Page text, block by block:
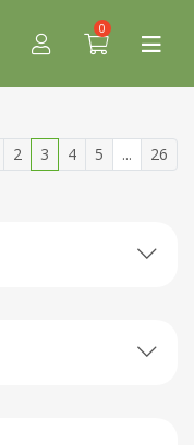
0
2 3 4 5 ... 26